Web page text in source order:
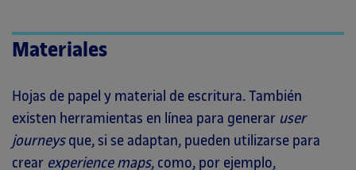
Materiales
Hojas de papel y material de escritura. También
existen herramientas en línea para generar user
journeysque, si se adaptan, pueden utilizarse para
crear experience maps, como, por ejemplo,